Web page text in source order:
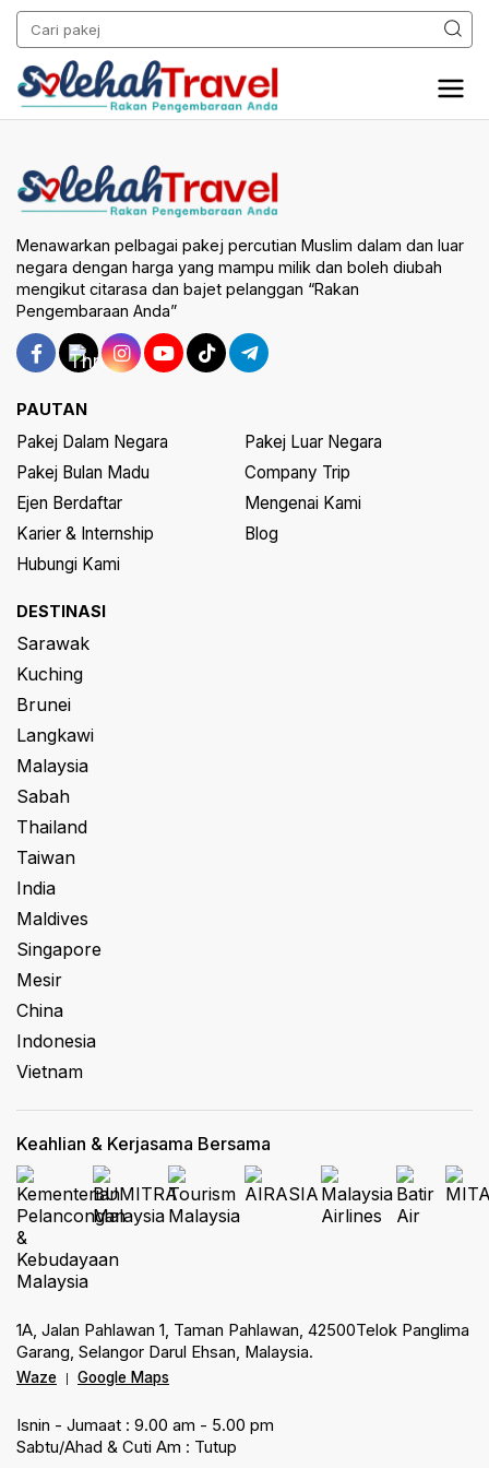
Menawarkan pelbagai pakej percutian Muslim dalam dan luar
negara dengan harga yang mampu milik dan boleh diubah
mengikut citarasa dan bajet pelanggan “Rakan
Pengembaraan Anda”
PAUTAN
Pakej Dalam Negara
Pakej Luar Negara
Pakej Bulan Madu
Company Trip
Ejen Berdaftar
Mengenai Kami
Karier & Internship
Blog
Hubungi Kami
DESTINASI
Sarawak
Kuching
Brunei
Langkawi
Malaysia
Sabah
Thailand
Taiwan
India
Maldives
Singapore
Mesir
China
Indonesia
Vietnam
Keahlian & Kerjasama Bersama
1A, Jalan Pahlawan 1, Taman Pahlawan, 42500Telok Panglima
Garang, Selangor Darul Ehsan, Malaysia.
Waze Google Maps
Isnin - Jumaat : 9.00 am - 5.00 pm
Sabtu/Ahad & Cuti Am : Tutup